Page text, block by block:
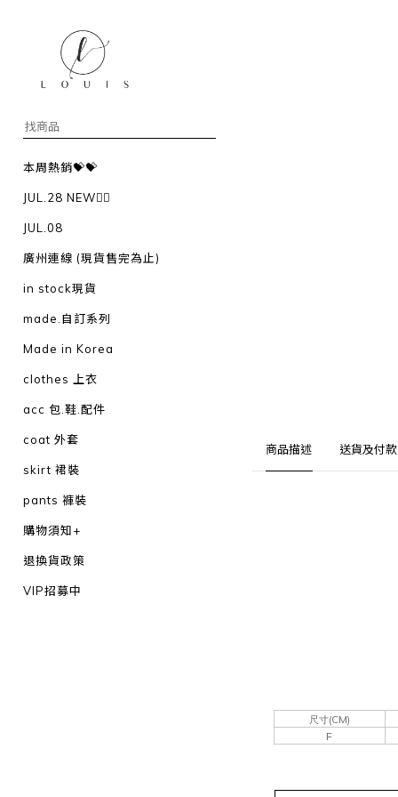
本周熱銷💝💝
JUL.28 NEW❤️‍🔥
JUL.08
廣州連線 (現貨售完為止)
in stock現貨
made.自訂系列
Made in Korea
clothes 上衣
acc 包.鞋.配件
coat 外套
skirt 裙裝
pants 褲裝
購物須知+
退換貨政策
VIP招募中
商品描述 送貨及付
尺寸(CM)
F